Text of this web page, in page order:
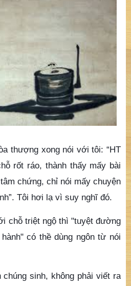
thượng xong nói với tôi: “HT
rốt ráo, thành thấy mấy bài
chứng, chỉ nói mấy chuyện
Tôi hơi lạ vì suy nghĩ đó.
chỗ triệt ngộ thì "tuyệt đường
có thề dùng ngôn từ nói
sinh, không phải viết ra